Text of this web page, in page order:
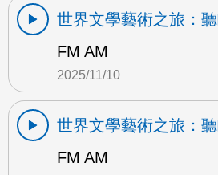
世界文學藝術之旅：
FM AM
2025/11/10
世界文學藝術之旅：
FM AM